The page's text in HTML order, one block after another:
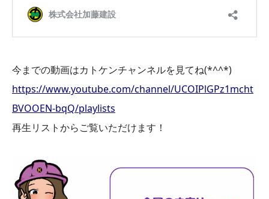
今までの動画はカトケンチャンネルを見てね(*^^*)
https://www.youtube.com/channel/UCOIPlGPz1mcht
BVOOEN-bqQ/playlists
再生リストからご覧いただけます！